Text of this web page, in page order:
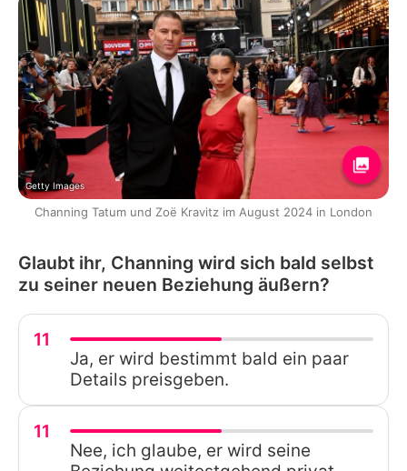
Getty Images
Channing Tatum und Zoë Kravitz im August 2024 in London
Glaubt ihr, Channing wird sich bald selbst
zu seiner neuen Beziehung äußern?
11
Ja, er wird bestimmt bald ein paar
Details preisgeben.
11
Nee, ich glaube, er wird seine